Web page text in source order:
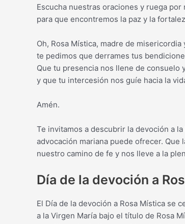
Escucha nuestras oraciones y ruega por
para que encontremos la paz y la
Oh, Rosa Mística, madre de
te pedimos que derrames tus
Que tu presencia nos llene de consuelo
y que tu intercesión nos guíe hacia la
Amén.
Te invitamos a descubrir la devoción a
advocación mariana puede ofrecer. Que
nuestro camino de fe y nos lleve a la
Día de la devoción a
El Día de la devoción a Rosa Mística se
a la Virgen María bajo el título de Rosa